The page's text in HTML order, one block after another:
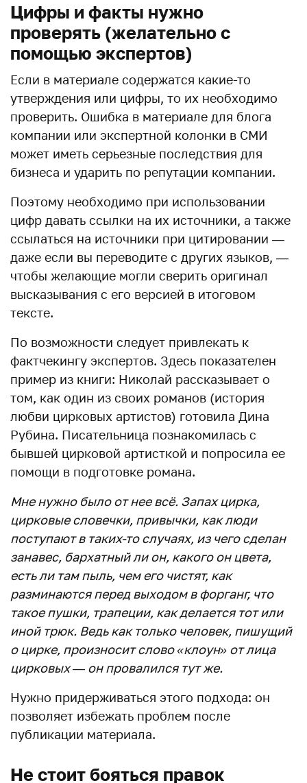
Цифры и факты нужно
проверять (желательно с
помощью экспертов)
Если в материале содержатся какие-то
утверждения или цифры, то их необходимо
проверить. Ошибка в материале для блога
компании или экспертной колонки в СМИ
может иметь серьезные последствия для
бизнеса и ударить по репутации компании.
Поэтому необходимо при использовании
цифр давать ссылки на их источники, а также
ссылаться на источники при цитировании —
даже если вы переводите с других языков, —
чтобы желающие могли сверить оригинал
высказывания с его версией в итоговом
тексте.
По возможности следует привлекать к
фактчекингу экспертов. Здесь показателен
пример из книги: Николай рассказывает о
том, как один из своих романов (история
любви цирковых артистов) готовила Дина
Рубина. Писательница познакомилась с
бывшей цирковой артисткой и попросила ее
помощи в подготовке романа.
Мне нужно было от нее всё. Запах цирка,
цирковые словечки, привычки, как люди
поступают в таких-то случаях, из чего сделан
занавес, бархатный ли он, какого он цвета,
есть ли там пыль, чем его чистят, как
разминаются перед выходом в форганг, что
такое пушки, трапеции, как делается тот или
иной трюк. Ведь как только человек, пишущий
о цирке, произносит слово «клоун» от лица
цирковых — он провалился тут же.
Нужно придерживаться этого подхода: он
позволяет избежать проблем после
публикации материала.
Не стоит бояться правок